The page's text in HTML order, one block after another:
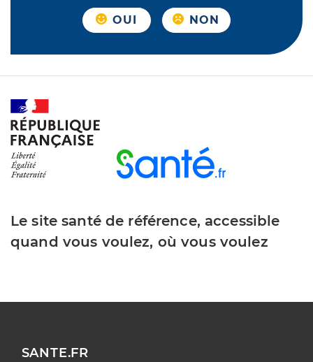
OUI NON
Le site santé de référence, accessible
quand vous voulez, où vous voulez
SANTE.FR